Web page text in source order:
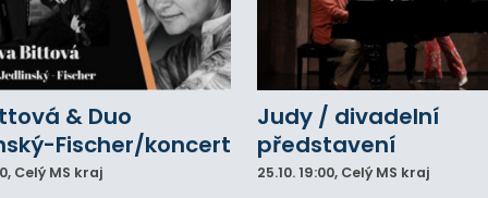
& Duo
Fischer/koncert
, Celý MS kraj
Judy / divadelní
představení
25.10.19:00, Celý MS kraj